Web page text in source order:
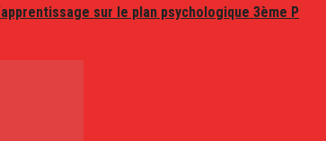
sur le plan psychologique 3ème P